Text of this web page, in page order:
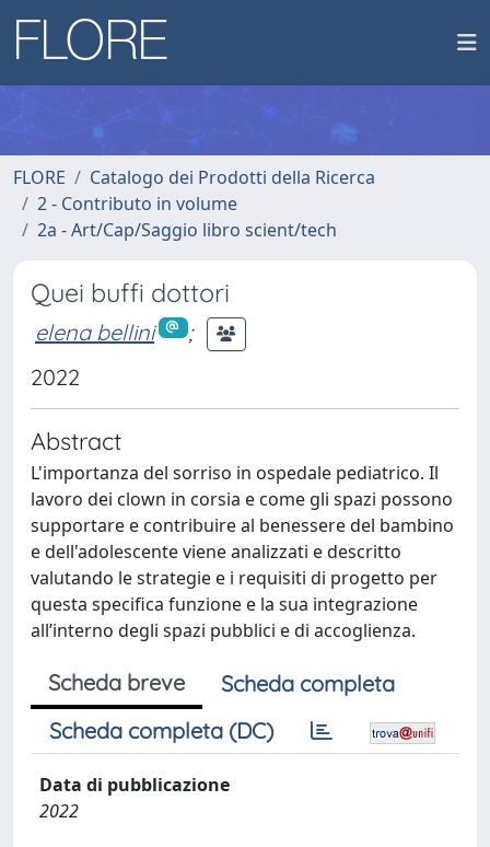
FLORE
Catalogo dei Prodotti della Ricerca
2 - Contributo in volume
2a - Art/Cap/Saggio libro scient/tech
Quei buffi dottori
elena bellini
;
2022
Abstract
L'importanza del sorriso in ospedale pediatrico. Il
lavoro dei clown in corsia e come gli spazi possono
supportare e contribuire al benessere del bambino
e dell'adolescente viene analizzati e descritto
valutando le strategie e i requisiti di progetto per
questa specifica funzione e la sua integrazione
all’interno degli spazi pubblici e di accoglienza.
Scheda breve
Scheda completa
Scheda completa (DC)
Data di pubblicazione
2022